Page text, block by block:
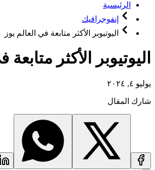
الرئيسية
إنفوجرافيك
اليوتيوبر الأكثر متابعة في العالم يوز
اليوتيوبر الأكثر متابعة في
يوليو ٤, ٢٠٢٤
شارك المقال